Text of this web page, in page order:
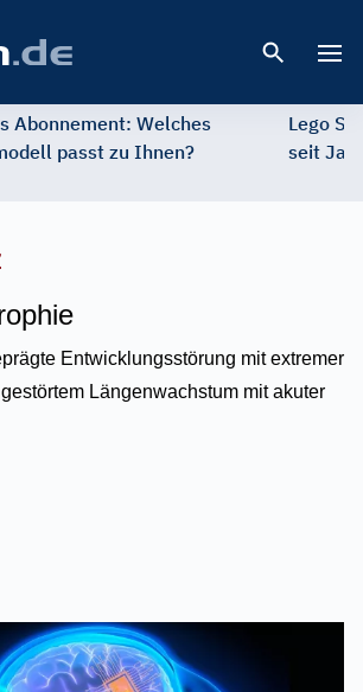
Abonnement: Welches
passt zu Ihnen?
Lego
seit
Entwicklungsstörung mit extremer
Längenwachstum mit akuter